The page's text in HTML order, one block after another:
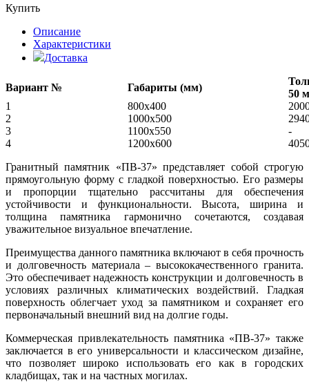
Купить
Описание
Характеристики
Доставка
Вариант № Габариты (мм)
50
1
800x400
2
1000х500
3
1100х550
-
4
1200х600
Гранитный памятник «ПВ-37» представляет собой строгую
прямоугольную форму с гладкой поверхностью. Его размеры
и пропорции тщательно рассчитаны для обеспечения
устойчивости и функциональности. Высота, ширина и
толщина памятника гармонично сочетаются, создавая
уважительное визуальное впечатление.
Преимущества данного памятника включают в себя прочность
и долговечность материала – высококачественного гранита.
Это обеспечивает надежность конструкции и долговечность в
условиях различных климатических воздействий. Гладкая
поверхность облегчает уход за памятником и сохраняет его
первоначальный внешний вид на долгие годы.
Коммерческая привлекательность памятника «ПВ-37» также
заключается в его универсальности и классическом дизайне,
что позволяет широко использовать его как в городских
кладбищах, так и на частных могилах.